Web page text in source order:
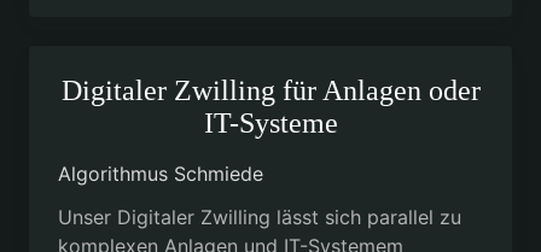
Digitaler Zwilling für Anlagen oder
IT-Systeme
Algorithmus Schmiede
Unser Digitaler Zwilling lässt sich parallel zu
komplexen Anlagen und IT-Systemem